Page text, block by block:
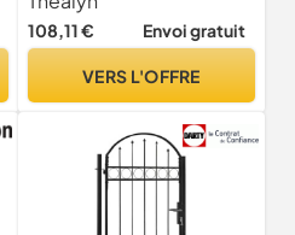
Longueur Totale 3,5 m,
Clôture Extérieure en Métal
Domestiques
108,11 € Envoi gratuit
VERS L'OFFRE